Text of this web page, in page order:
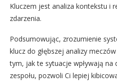
Kluczem jest analiza kontekstu i
zdarzenia.
Podsumowując, zrozumienie
klucz do głębszej analizy
tym, jak te sytuacje wpływają na
zespołu, pozwoli Ci lepiej